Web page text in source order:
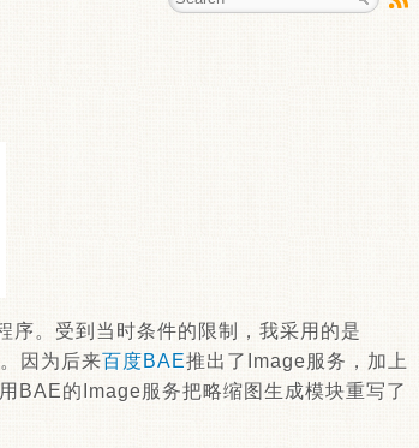
序。受到当时条件的限制，我采用的是
因为后来百度BAE推出了Image服务，加上
BAE的Image服务把略缩图生成模块重写了